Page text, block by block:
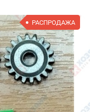
РАСПРОДАЖА